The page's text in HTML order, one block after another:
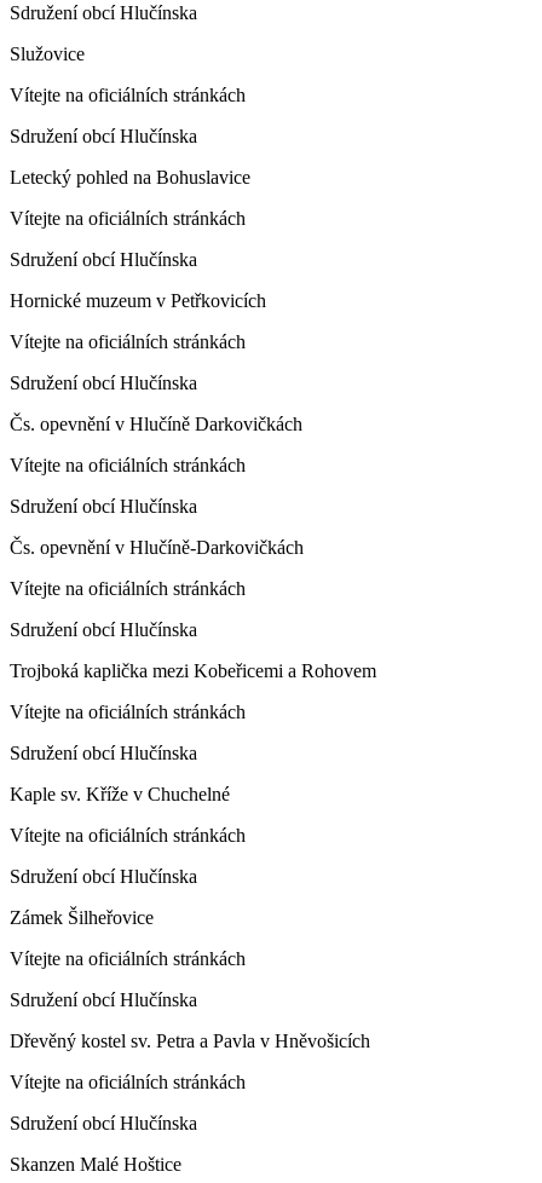
Sdružení obcí Hlučínska
Služovice
Vítejte na oficiálních stránkách
Sdružení obcí Hlučínska
Letecký pohled na Bohuslavice
Vítejte na oficiálních stránkách
Sdružení obcí Hlučínska
Hornické muzeum v Petřkovicích
Vítejte na oficiálních stránkách
Sdružení obcí Hlučínska
Čs. opevnění v Hlučíně Darkovičkách
Vítejte na oficiálních stránkách
Sdružení obcí Hlučínska
Čs. opevnění v Hlučíně-Darkovičkách
Vítejte na oficiálních stránkách
Sdružení obcí Hlučínska
Trojboká kaplička mezi Kobeřicemi a Rohovem
Vítejte na oficiálních stránkách
Sdružení obcí Hlučínska
Kaple sv. Kříže v Chuchelné
Vítejte na oficiálních stránkách
Sdružení obcí Hlučínska
Zámek Šilheřovice
Vítejte na oficiálních stránkách
Sdružení obcí Hlučínska
Dřevěný kostel sv. Petra a Pavla v Hněvošicích
Vítejte na oficiálních stránkách
Sdružení obcí Hlučínska
Skanzen Malé Hoštice